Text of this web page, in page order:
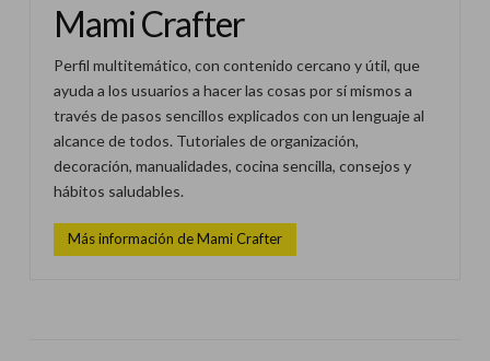
Mami Crafter
Perfil multitemático, con contenido cercano y útil, que
ayuda a los usuarios a hacer las cosas por sí mismos a
través de pasos sencillos explicados con un lenguaje al
alcance de todos. Tutoriales de organización,
decoración, manualidades, cocina sencilla, consejos y
hábitos saludables.
Más información de Mami Crafter